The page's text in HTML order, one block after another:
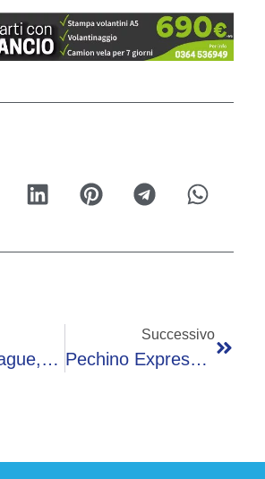
Europa League, Tottenham E Manchester United In Finale
Successivo
Pechino Express 2025, Vincono Juri Chechi E Antonio Rossi